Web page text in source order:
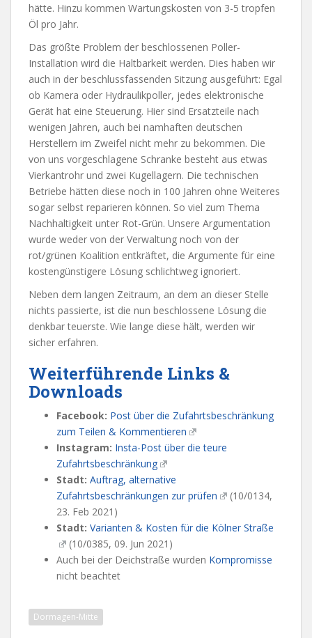
hätte. Hinzu kommen Wartungskosten von 3-5 tropfen
Öl pro Jahr.
Das größte Problem der beschlossenen Poller-
Installation wird die Haltbarkeit werden. Dies haben wir
auch in der beschlussfassenden Sitzung ausgeführt: Egal
ob Kamera oder Hydraulikpoller, jedes elektronische
Gerät hat eine Steuerung. Hier sind Ersatzteile nach
wenigen Jahren, auch bei namhaften deutschen
Herstellern im Zweifel nicht mehr zu bekommen. Die
von uns vorgeschlagene Schranke besteht aus etwas
Vierkantrohr und zwei Kugellagern. Die technischen
Betriebe hätten diese noch in 100 Jahren ohne Weiteres
sogar selbst reparieren können. So viel zum Thema
Nachhaltigkeit unter Rot-Grün. Unsere Argumentation
wurde weder von der Verwaltung noch von der
rot/grünen Koalition entkräftet, die Argumente für eine
kostengünstigere Lösung schlichtweg ignoriert.
Neben dem langen Zeitraum, an dem an dieser Stelle
nichts passierte, ist die nun beschlossene Lösung die
denkbar teuerste. Wie lange diese hält, werden wir
sicher erfahren.
Weiterführende Links &
Downloads
Facebook: Post über die Zufahrtsbeschränkung
zum Teilen & Kommentieren
Instagram: Insta-Post über die teure
Zufahrtsbeschränkung
Stadt: Auftrag, alternative
Zufahrtsbeschränkungen zur prüfen
(10/0134,
23. Feb 2021)
Stadt: Varianten & Kosten für die Kölner Straße
(10/0385, 09. Jun 2021)
Auch bei der Deichstraße wurden Kompromisse
nicht beachtet
Dormagen-Mitte